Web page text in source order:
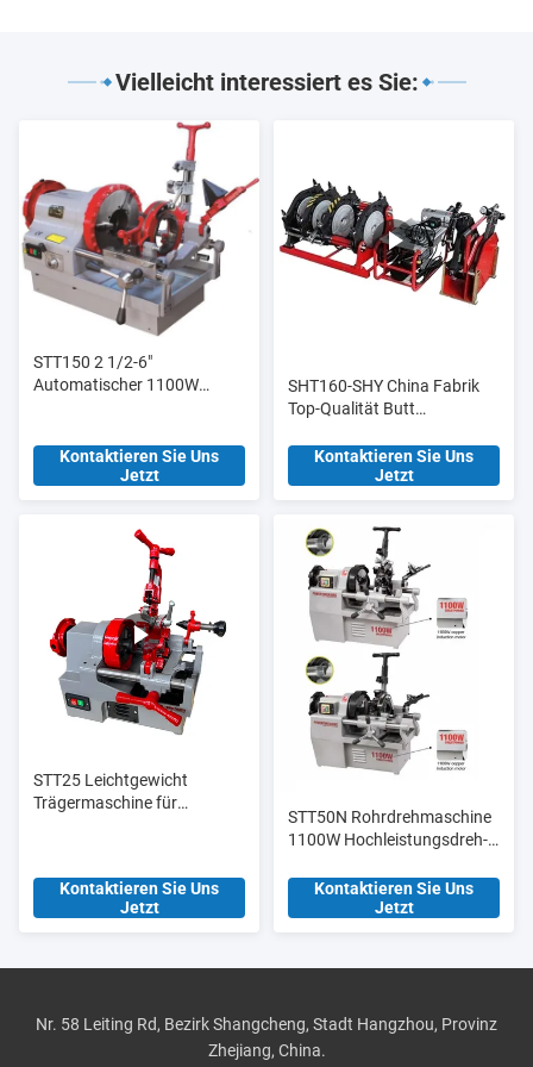
Vielleicht interessiert es Sie:
STT150 2 1/2-6"
Automatischer 1100W
Hochleistungsmodell
Kontaktieren Sie Uns
Jetzt
SHT160-SHY China Fabrik
Top-Qualität Butt
Fusion Verbindung für
Baustoffgeschäfte
Kontaktieren Sie Uns
Jetzt
STT25 Leichtgewicht
Trägermaschine für
Kontaktieren Sie Uns
Jetzt
STT50N Rohrdrehmaschine
1100W Hochleistungsdreh-
Kontaktieren Sie Uns
Jetzt
Nr. 58 Leiting Rd, Bezirk Shangcheng, Stadt Hangzhou, Provinz
Zhejiang, China.